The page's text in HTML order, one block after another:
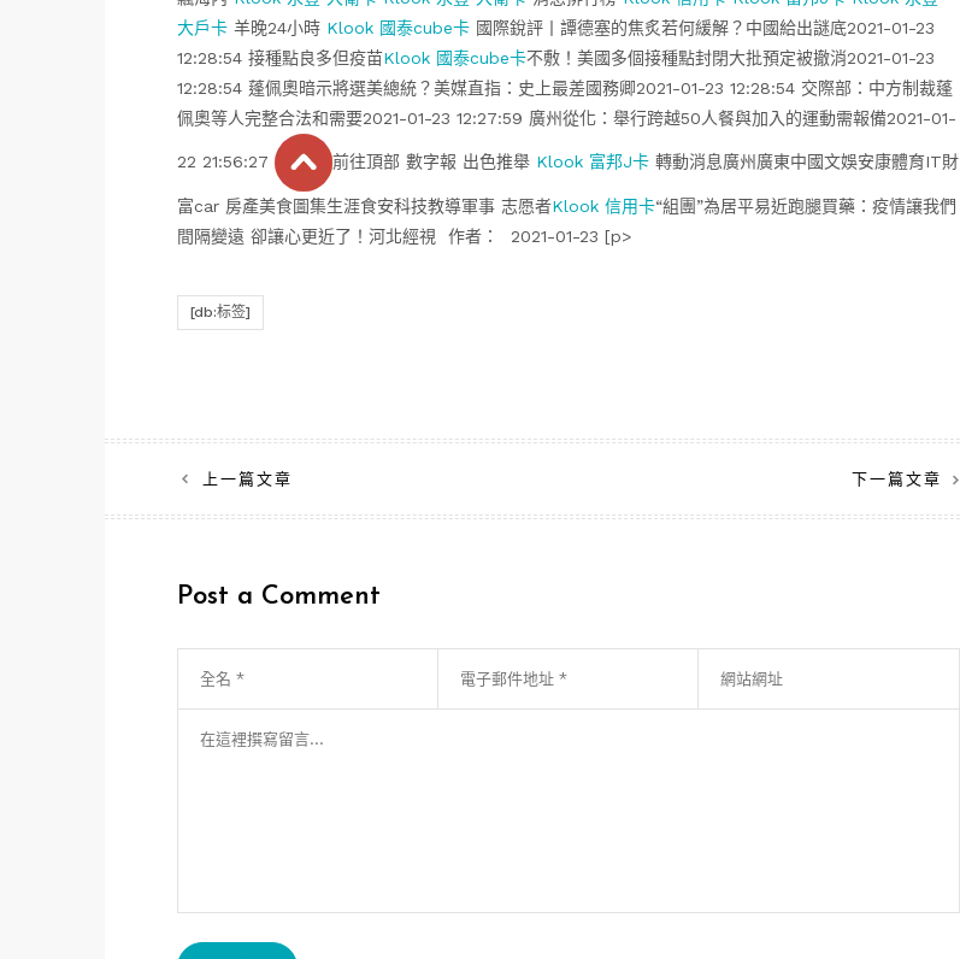
大戶卡 羊晚24小時 Klook 國泰cube卡 國際銳評丨譚德塞的焦炙若何緩解？中國給出謎底2021-01-23
12:28:54 接種點良多但疫苗Klook 國泰cube卡不敷！美國多個接種點封閉大批預定被撤消2021-01-23
12:28:54 蓬佩奧暗示將選美總統？美媒直指：史上最差國務卿2021-01-23 12:28:54 交際部：中方制裁蓬
佩奧等人完整合法和需要2021-01-23 12:27:59 廣州從化：舉行跨越50人餐與加入的運動需報備2021-01-
22 21:56:27 前往頂部 數字報 出色推舉 Klook 富邦J卡 轉動消息廣州廣東中國文娛安康體育IT財
富car 房產美食圖集生涯食安科技教導軍事 志愿者Klook 信用卡“組團”為居平易近跑腿買藥：疫情讓我們
間隔變遠 卻讓心更近了！河北經視 作者： 2021-01-23 [p>
[db:标签]
文
章
覽
上一篇文章 下一篇文章
Post a Comment